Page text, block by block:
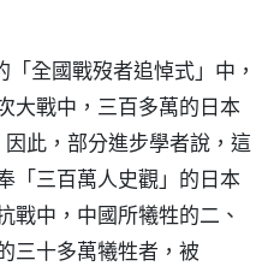
全國戰歿者追悼式」中，
大戰中，三百多萬的日本
此，部分進步學者說，這
「三百萬人史觀」的日本
戰中，中國所犧牲的二、
三十多萬犧牲者，被